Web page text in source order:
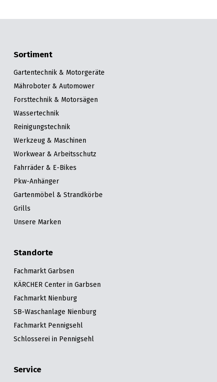
Sortiment
Gartentechnik & Motorgeräte
Mähroboter & Automower
Forsttechnik & Motorsägen
Wassertechnik
Reinigungstechnik
Werkzeug & Maschinen
Workwear & Arbeitsschutz
Fahrräder & E-Bikes
Pkw-Anhänger
Gartenmöbel & Strandkörbe
Grills
Unsere Marken
Standorte
Fachmarkt Garbsen
KÄRCHER Center in Garbsen
Fachmarkt Nienburg
SB-Waschanlage Nienburg
Fachmarkt Pennigsehl
Schlosserei in Pennigsehl
Service